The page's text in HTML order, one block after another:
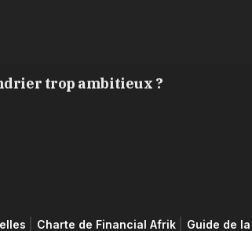
trop ambitieux ?
Charte de Financial Afrik Guide de